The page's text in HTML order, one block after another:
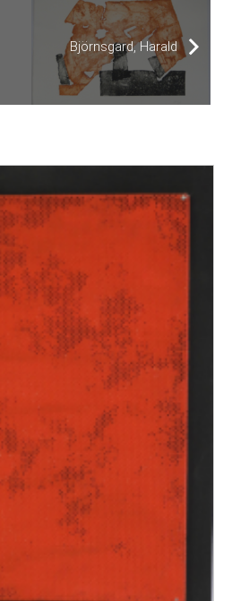
Björnsgard, Harald